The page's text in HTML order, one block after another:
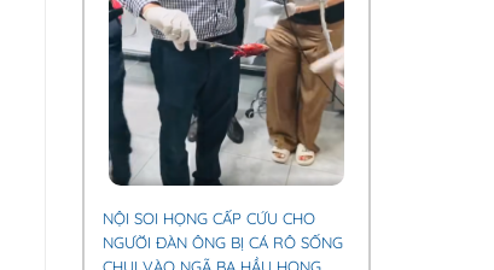
NỘI SOI HỌNG CẤP CỨU CHO
NGƯỜI ĐÀN ÔNG BỊ CÁ RÔ SỐNG